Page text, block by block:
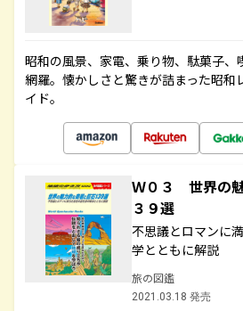
昭和の風景、家電、乗り物、駄菓子、
網羅。懐かしさと驚きが詰まった昭和
イド。
Ｗ０３ 世界の
３９選
不思議とロマンに
学とともに解説
旅の図鑑
2021.03.18 発売